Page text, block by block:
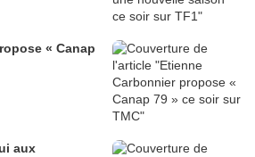
« Canap
aux